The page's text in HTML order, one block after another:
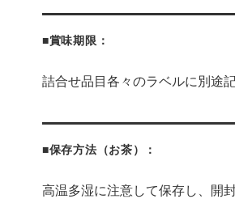
■賞味期限：
詰合せ品目各々のラベルに別途
■保存方法（お茶）：
高温多湿に注意して保存し、開